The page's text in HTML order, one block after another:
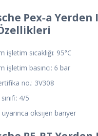
Pex-a Yerden
işletim sıcaklığı: 95°C
işletim basıncı: 6 bar
no.: 3V308
4/5
oksijen bariyer